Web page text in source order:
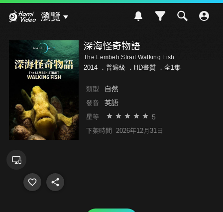
瀏覽
深海怪奇物語
The Lembeh Strait Walking Fish
2014 ． 普遍級 ．HD畫質 ．全1集
類型 自然
發音 英語
星等 5
下架時間 2026年12月31日